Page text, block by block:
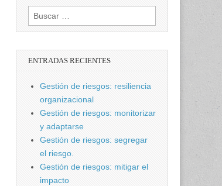
Buscar:
ENTRADAS RECIENTES
Gestión de riesgos: resiliencia
organizacional
Gestión de riesgos: monitorizar
y adaptarse
Gestión de riesgos: segregar
el riesgo.
Gestión de riesgos: mitigar el
impacto